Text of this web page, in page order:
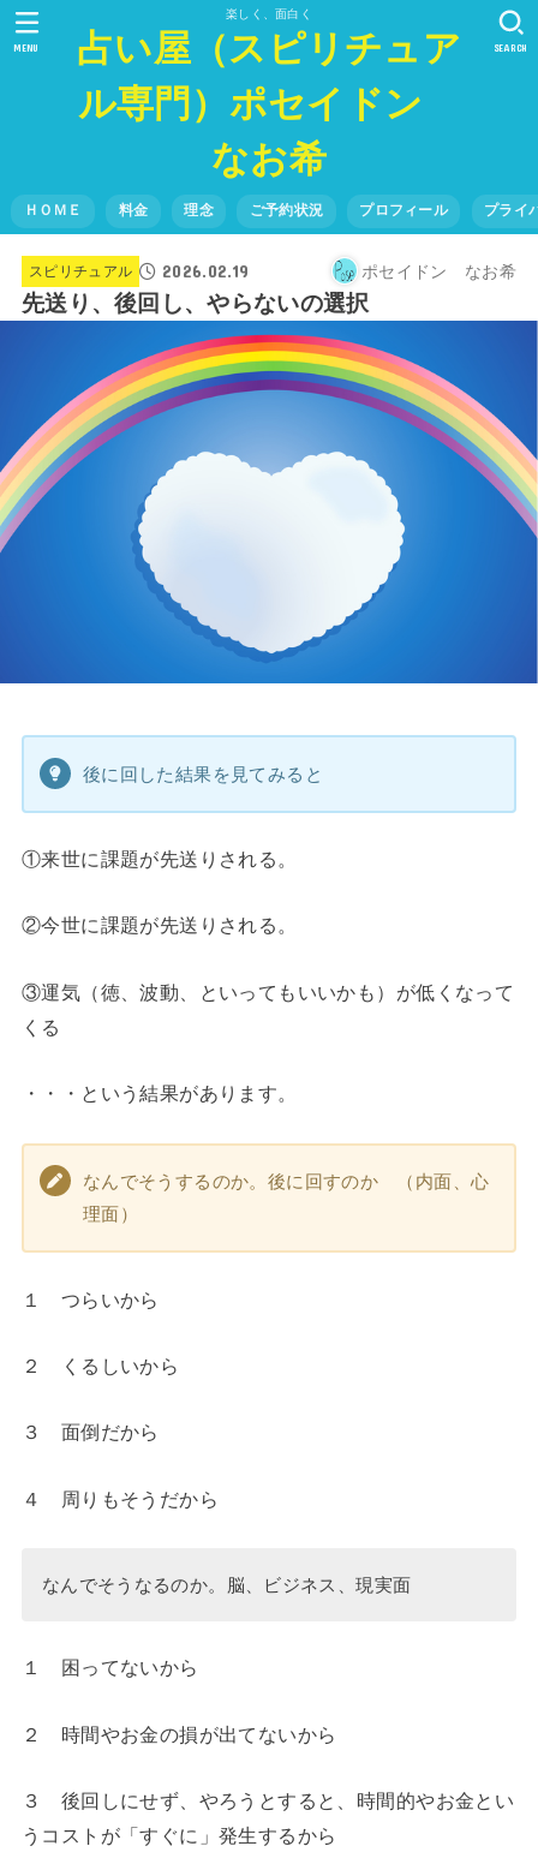
楽しく、面白く
占い屋（スピリチュア
ル専門）ポセイドン
なお希
ＨＯＭＥ 料金 理念 ご予約状況 プロフィール プライ
SEARCH
MENU
スピリチュアル 2026.02.19 ポセイドン なお希
先送り、後回し、やらないの選択
後に回した結果を見てみると
①来世に課題が先送りされる。
②今世に課題が先送りされる。
③運気（徳、波動、といってもいいかも）が低くなって
くる
・・・という結果があります。
なんでそうするのか。後に回すのか （内面、心
理面）
１ つらいから
２ くるしいから
３ 面倒だから
４ 周りもそうだから
なんでそうなるのか。脳、ビジネス、現実面
１ 困ってないから
２ 時間やお金の損が出てないから
３ 後回しにせず、やろうとすると、時間的やお金とい
うコストが「すぐに」発生するから